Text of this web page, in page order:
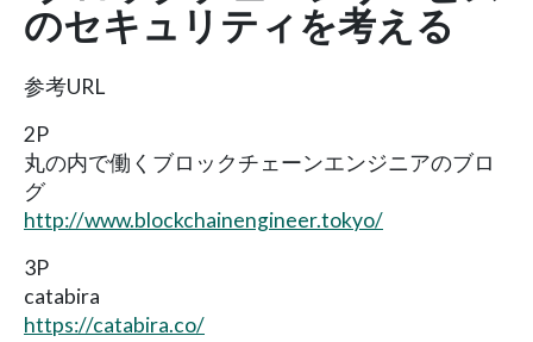
のセキュリティを考える
参考URL
2P
丸の内で働くブロックチェーンエンジニアのブロ
グ
http://www.blockchainengineer.tokyo/
3P
catabira
https://catabira.co/